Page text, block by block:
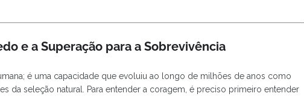
e a Superação para a Sobrevivência
é uma capacidade que evoluiu ao longo de milhões de anos como
da seleção natural. Para entender a coragem, é preciso primeiro entender